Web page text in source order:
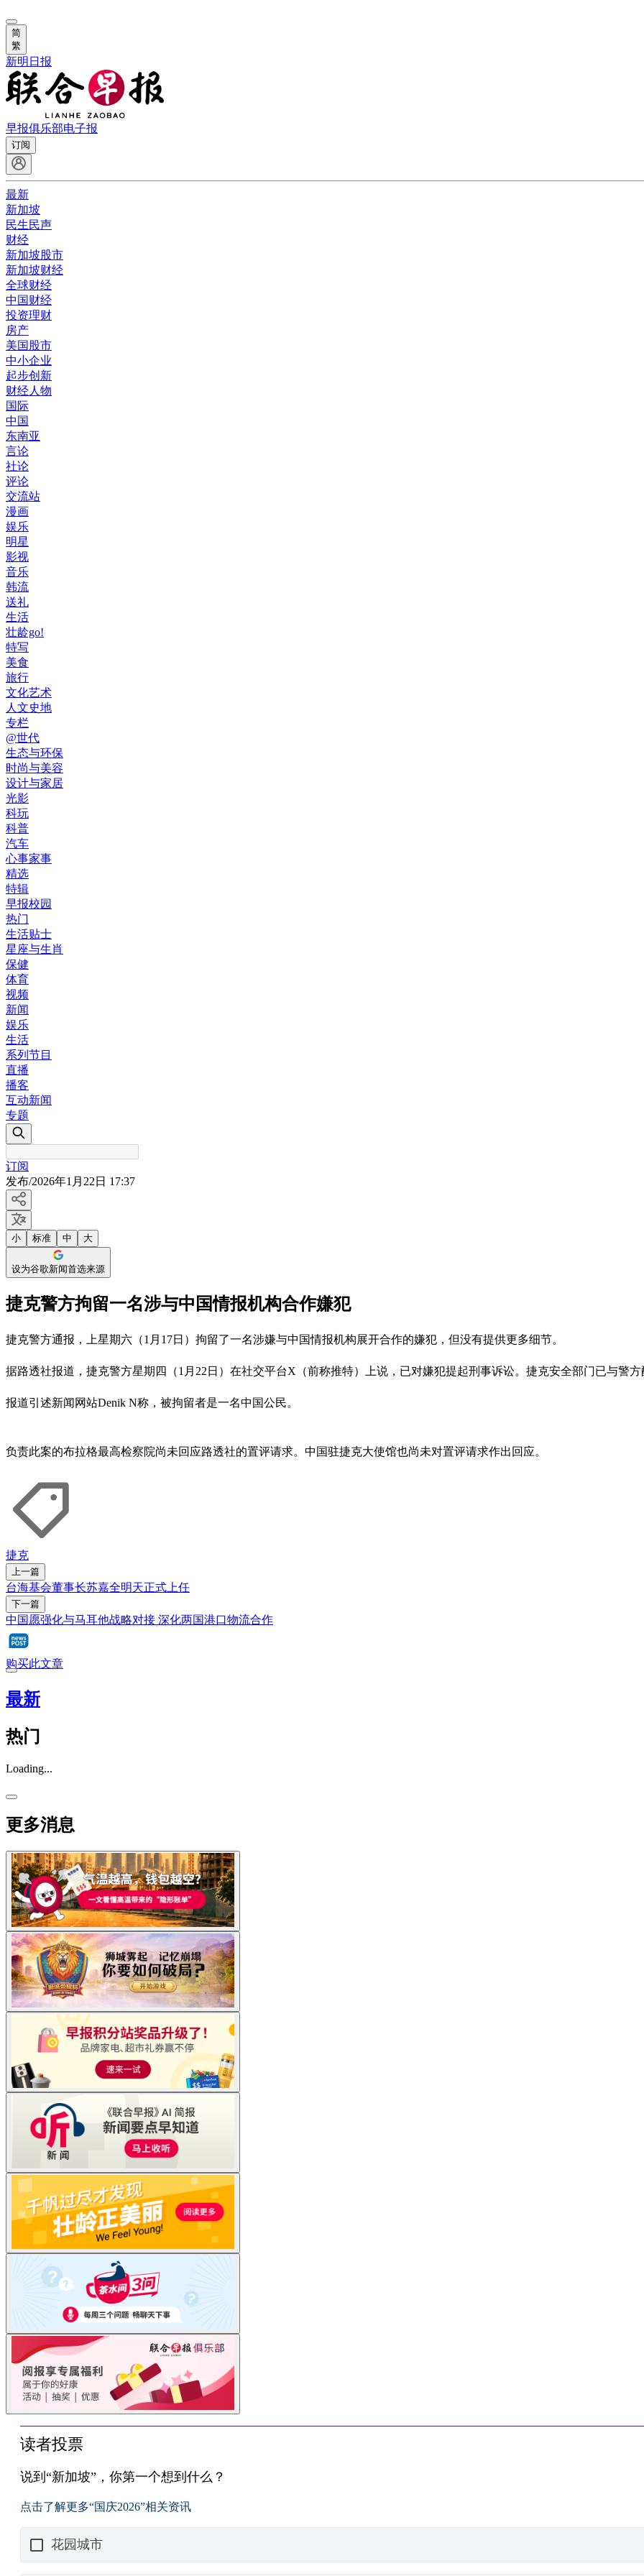
简
繁
新明日报
早报俱乐部电子报
订阅
最新
新加坡
民生民声
财经
新加坡股市
新加坡财经
全球财经
中国财经
投资理财
房产
美国股市
中小企业
起步创新
财经人物
国际
中国
东南亚
言论
社论
评论
交流站
漫画
娱乐
明星
影视
音乐
韩流
送礼
生活
壮龄go!
特写
美食
旅行
文化艺术
人文史地
专栏
@世代
生态与环保
时尚与美容
设计与家居
光影
科玩
科普
汽车
心事家事
精选
特辑
早报校园
热门
生活贴士
星座与生肖
保健
体育
视频
新闻
娱乐
生活
系列节目
直播
播客
互动新闻
专题
订阅
发布/2026年1月22日 17:37
小 标准 中 大
设为谷歌新闻首选来源
捷克警方拘留一名涉与中国情报机构合作嫌犯
捷克警方通报，上星期六（1月17日）拘留了一名涉嫌与中国情报机构展开合作的嫌犯，但没有提供更多细节。
据路透社报道，捷克警方星期四（1月22日）在社交平台X（前称推特）上说，已对嫌犯提起刑事诉讼。捷克安全部门已与警方
报道引述新闻网站Denik N称，被拘留者是一名中国公民。
负责此案的布拉格最高检察院尚未回应路透社的置评请求。中国驻捷克大使馆也尚未对置评请求作出回应。
捷克
上一篇
台海基会董事长苏嘉全明天正式上任
下一篇
中国愿强化与马耳他战略对接 深化两国港口物流合作
购买此文章
最新
热门
Loading...
更多消息